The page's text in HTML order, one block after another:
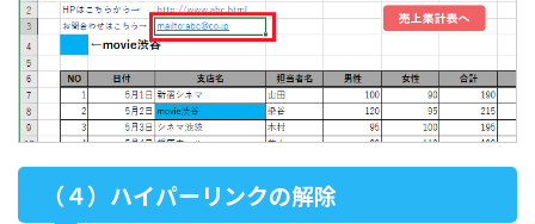
（４）ハイパーリンクの解除